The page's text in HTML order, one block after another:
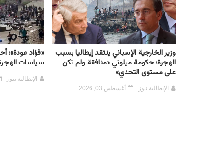
وزير الخارجية الإسباني ينتقد إيطاليا بسبب
الهجرة: حكومة ميلوني «منافقة ولم تكن
على مستوى التحدي»
الإيطالية نيوز أغسطس 03, 2026
«فؤاد عودة»:
سياسات الهجرة
الإيطالية نيوز